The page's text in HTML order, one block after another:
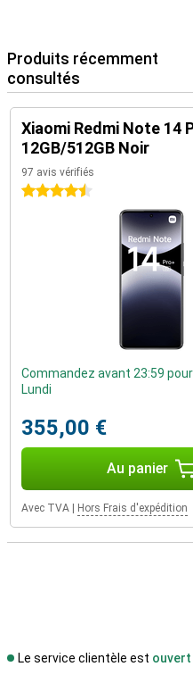
Produits récemment
consultés
Xiaomi Redmi Note 14
12GB/512GB Noir
97 avis vérifiés
4.5 étoiles
Commandez avant 23:59
Lundi
355,00 €
Au panier
Avec TVA Hors Frais d'expédition
Le service clientèle est ouvert